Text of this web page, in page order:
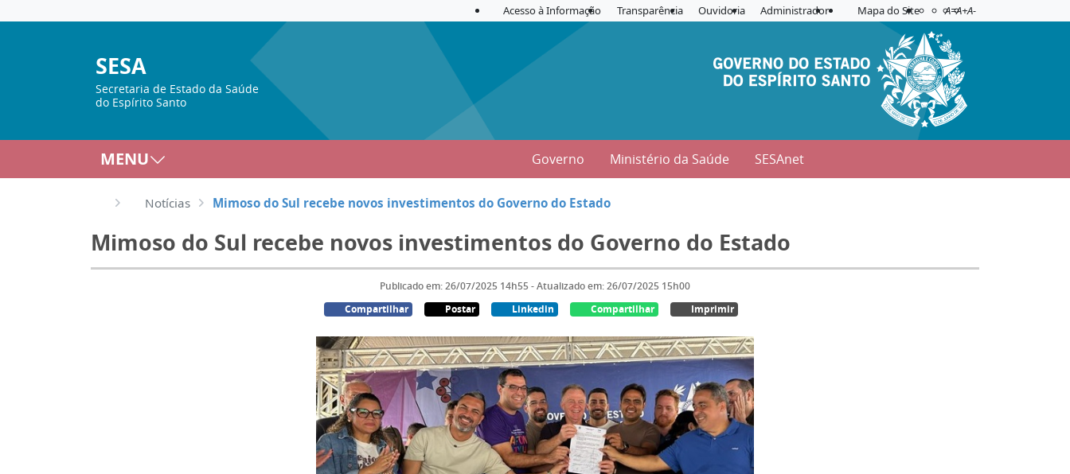
Acesso à Informação Transparência Ouvidoria Administrador Mapa do Site Acessibilidade
Aplicar contraste
A=A+A-
SESA
Secretaria de Estado da Saúde
do Espírito Santo
MENU Governo Ministério da Saúde SESAnet
Notícias Mimoso do Sul recebe novos investimentos do Governo do Estado
Mimoso do Sul recebe novos investimentos do Governo do Estado
Publicado em: 26/07/2025 14h55 - Atualizado em: 26/07/2025 15h00
Compartilhar
Postar Linkedin Compartilhar Imprimir